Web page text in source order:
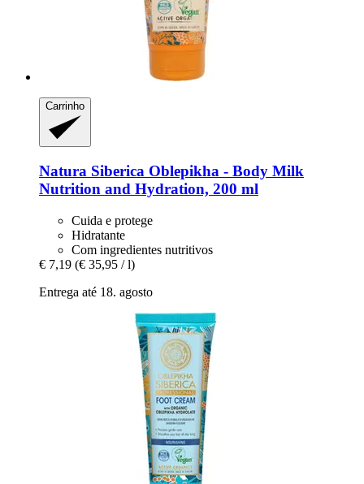
Carrinho
Natura Siberica Oblepikha -​ Body Milk
Nutrition and Hydration, 200 ml
Cuida e protege
Hidratante
Com ingredientes nutritivos
€ 7,19 (€ 35,95 / l)
Entrega até 18. agosto